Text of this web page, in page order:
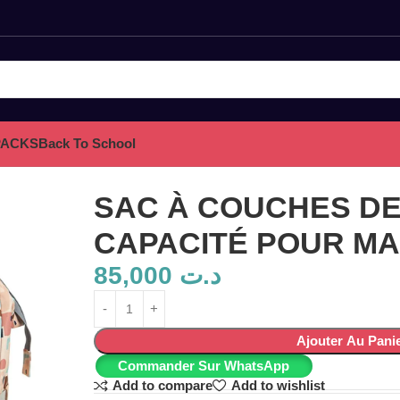
Back To School
MAMAN
SAC À COUCHES
CAPACITÉ POUR
د.ت
Ajouter Au
Commander Sur WhatsApp
Add to compare
Add to wishlist